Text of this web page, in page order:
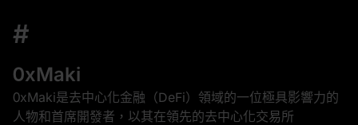
#
0xMaki
0xMaki是去中心化金融（DeFi）領域的一位極具影響力的
人物和首席開發者，以其在領先的去中心化交易所